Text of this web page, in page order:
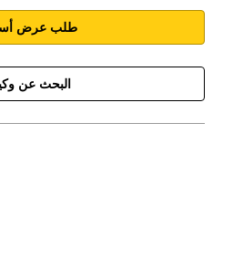
طلب عرض
البحث عن